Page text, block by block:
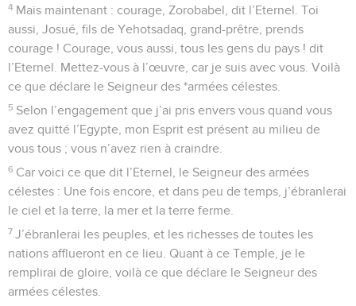
4 Mais maintenant : courage, Zorobabel, dit l’Eternel. Toi
aussi, Josué, fils de Yehotsadaq, grand-prêtre, prends
courage ! Courage, vous aussi, tous les gens du pays ! dit
l’Eternel. Mettez-vous à l’œuvre, car je suis avec vous. Voilà
ce que déclare le Seigneur des *armées célestes.
5 Selon l’engagement que j’ai pris envers vous quand vous
avez quitté l’Egypte, mon Esprit est présent au milieu de
vous tous ; vous n’avez rien à craindre.
6 Car voici ce que dit l’Eternel, le Seigneur des armées
célestes : Une fois encore, et dans peu de temps, j’ébranlerai
le ciel et la terre, la mer et la terre ferme.
7 J’ébranlerai les peuples, et les richesses de toutes les
nations afflueront en ce lieu. Quant à ce Temple, je le
remplirai de gloire, voilà ce que déclare le Seigneur des
armées célestes.